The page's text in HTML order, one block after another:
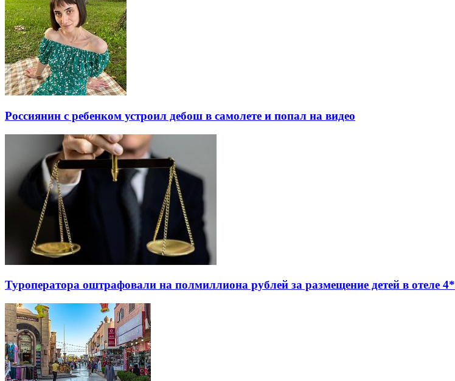
Россиянин с ребенком устроил дебош в самолете и попал на видео
Туроператора оштрафовали на полмиллиона рублей за размещение детей в отеле 4*